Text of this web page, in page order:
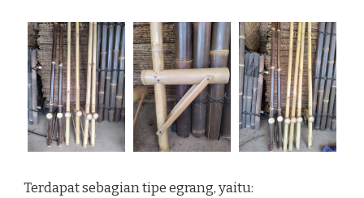
Terdapat sebagian tipe egrang, yaitu: